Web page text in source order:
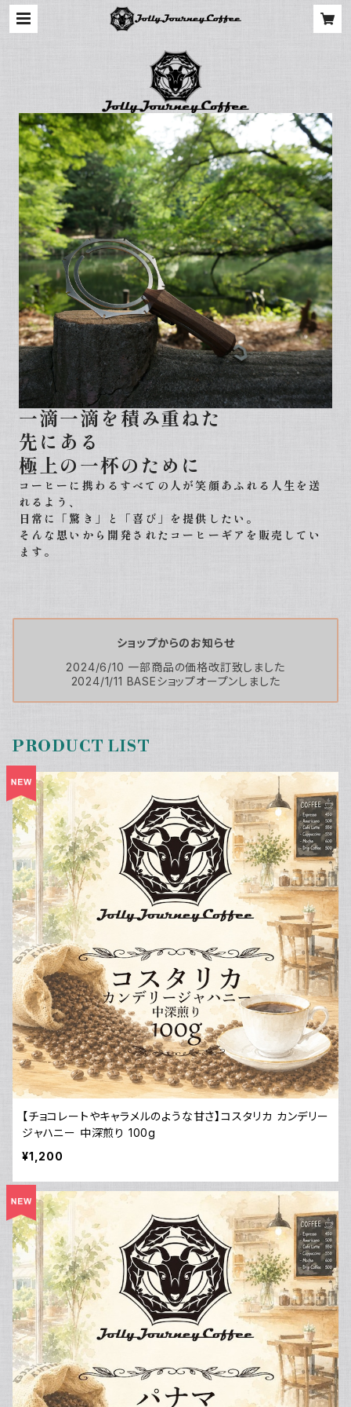
一滴一滴を積み重ねた
先にある
極上の一杯のために
コーヒーに携わるすべての人が笑顔あふれる人生を送
れるよう、
日常に「驚き」と「喜び」を提供したい。
そんな思いから開発されたコーヒーギアを販売してい
ます。
ショップからのお知らせ
2024/6/10 一部商品の価格改訂致しました
2024/1/11 BASEショップオープンしました
PRODUCT LIST
【チョコレートやキャラメルのような甘さ】コスタリカ カンデリー
ジャハニー 中深煎り 100g
¥1,200